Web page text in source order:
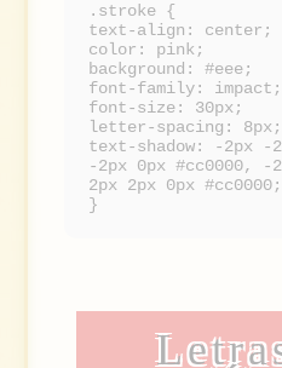
.stroke {
text-align: center;
color: pink;
background: #eee;
font-family: impact;
font-size: 30px;
letter-spacing: 8px;
text-shadow: -2px -
-2px 0px #cc0000, -
2px 2px 0px #cc0000;
}